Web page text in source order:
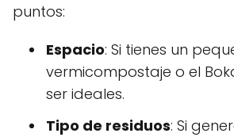
puntos:
Espacio: Si tienes un
vermicompostaje o el
ser ideales.
Tipo de residuos: Si